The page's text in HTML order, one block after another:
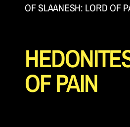
OF SLAANESH: LORD OF
OF PAIN